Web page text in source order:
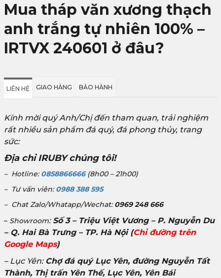
Mua tháp văn xương thạch
anh trắng tự nhiên 100% –
IRTVX 240601 ở đâu?
LIÊN HỆ GIAO HÀNG BẢO HÀNH
Kính mời quý Anh/Chị đến tham quan, trải nghiệm
rất nhiều sản phẩm đá quý, đá phong thủy, trang
sức:
Địa chỉ IRUBY chúng tôi!
– Hotline: 0858866666(8h00 – 21h00)
– Tư vấn viên: 0988 388 595
– Chat Zalo/Whatapp/Wechat: 0969 248 666
– Showroom: Số 3 – Triệu Việt Vương – P. Nguyễn Du
– Q. Hai Bà Trưng – TP. Hà Nội(Chỉ đường trên
Google Maps)
– Lục Yên: Chợ đá quý Lục Yên, đường Nguyễn Tất
Thành, Thị trấn Yên Thế, Lục Yên, Yên Bái